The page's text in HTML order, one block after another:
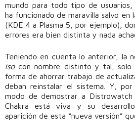
mundo para todo tipo de
ha funcionado de maravilla salvo en
(KDE 4 a Plasma 5, por ejemplo),
errores era bien distinta y nada
Teniendo en cuenta lo anterior, la
isocon nombre distinto y tal, solo
forma de ahorrar trabajo de
deban reinstalar el sistema. Y,
modo de demostrar a
Chakra está viva y su
aparición de esta “nueva versión”